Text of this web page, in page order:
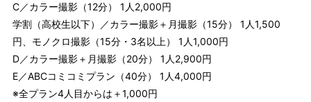
C／カラー撮影（12分） 1人2,000円
学割（高校生以下）／カラー撮影＋月撮影（15分） 1人1,500
円、モノクロ撮影（15分・3名以上） 1人1,000円
D／カラー撮影＋月撮影（20分） 1人2,900円
E／ABCコミコミプラン（40分） 1人4,000円
※全プラン4人目からは＋1,000円